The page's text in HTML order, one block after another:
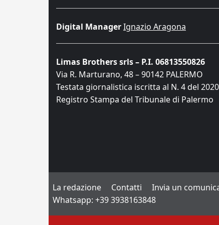
Digital ManagerIgnazio Aragona
Limas Brothers srls – P.I. 06813550826
Via R. Marturano, 48 – 90142 PALERMO
Testata giornalistica iscritta al N. 4 del
Registro Stampa del Tribunale di Palermo
La redazione Contatti
Invia un
Whatsapp: +39 3938163848